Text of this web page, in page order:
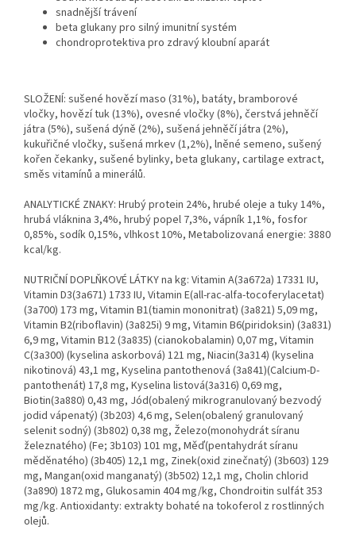
snadnější trávení
beta glukany pro silný imunitní systém
chondroprotektiva pro zdravý kloubní aparát
SLOŽENÍ: sušené hovězí maso (31%), batáty, bramborové
vločky, hovězí tuk (13%), ovesné vločky (8%), čerstvá jehněčí
játra (5%), sušená dýně (2%), sušená jehněčí játra (2%),
kukuřičné vločky, sušená mrkev (1,2%), lněné semeno, sušený
kořen čekanky, sušené bylinky, beta glukany, cartilage extract,
směs vitamínů a minerálů.
ANALYTICKÉ ZNAKY: Hrubý protein 24%, hrubé oleje a tuky 14%,
hrubá vláknina 3,4%, hrubý popel 7,3%, vápník 1,1%, fosfor
0,85%, sodík 0,15%, vlhkost 10%, Metabolizovaná energie: 3880
kcal/kg.
NUTRIČNÍ DOPLŇKOVÉ LÁTKY na kg: Vitamin A(3a672a) 17331 IU,
Vitamin D3(3a671) 1733 IU, Vitamin E(all-rac-alfa-tocoferylacetat)
(3a700) 173 mg, Vitamin B1(tiamin mononitrat) (3a821) 5,09 mg,
Vitamin B2(riboflavin) (3a825i) 9 mg, Vitamin B6(piridoksin) (3a831)
6,9 mg, Vitamin B12 (3a835) (cianokobalamin) 0,07 mg, Vitamin
C(3a300) (kyselina askorbová) 121 mg, Niacin(3a314) (kyselina
nikotinová) 43,1 mg, Kyselina pantothenová (3a841)(Calcium-D-
pantothenát) 17,8 mg, Kyselina listová(3a316) 0,69 mg,
Biotin(3a880) 0,43 mg, Jód(obalený mikrogranulovaný bezvodý
jodid vápenatý) (3b203) 4,6 mg, Selen(obalený granulovaný
selenit sodný) (3b802) 0,38 mg, Železo(monohydrát síranu
železnatého) (Fe; 3b103) 101 mg, Měď(pentahydrát síranu
měděnatého) (3b405) 12,1 mg, Zinek(oxid zinečnatý) (3b603) 129
mg, Mangan(oxid manganatý) (3b502) 12,1 mg, Cholin chlorid
(3a890) 1872 mg, Glukosamin 404 mg/kg, Chondroitin sulfát 353
mg/kg. Antioxidanty: extrakty bohaté na tokoferol z rostlinných
olejů.